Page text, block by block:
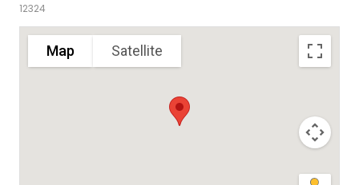
12324
Map Satellite